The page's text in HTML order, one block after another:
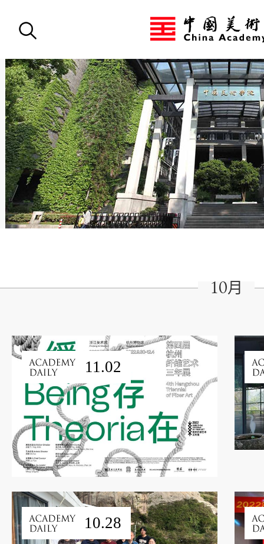
10月
11.02
10.28